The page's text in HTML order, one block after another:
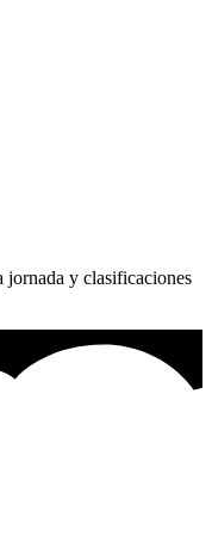
y clasificaciones